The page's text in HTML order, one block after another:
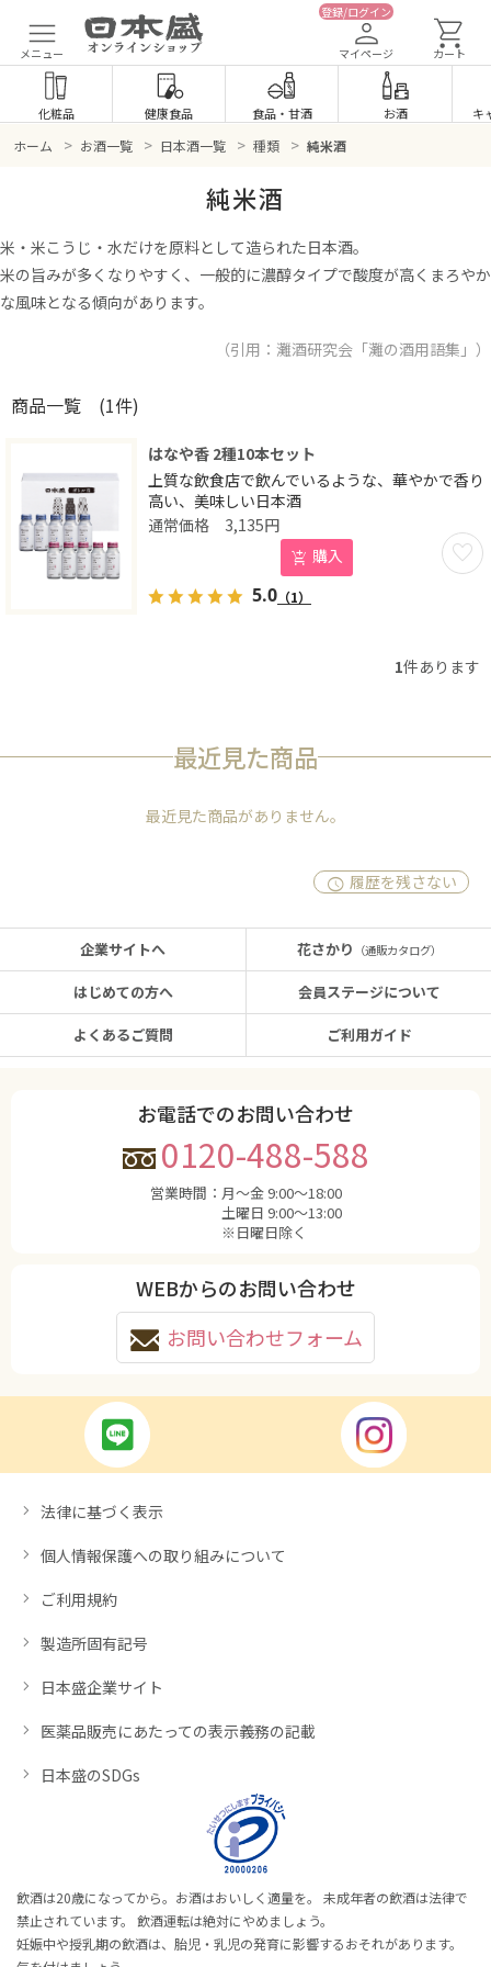
メニュー
登録/ログイン
マイページ カート
化粧品 健康食品 食品・ 甘酒 お酒 キ
ホーム > お酒一覧 > 日本酒一覧 > 種類 > 純米酒
純米酒
米・米こうじ・水だけを原料として造られた日本酒。
米の旨みが多くなりやすく、一般的に濃醇タイプで酸度が高くまろやか
な風味となる傾向があります。
（引用：灘酒研究会「灘の酒用語集」）
商品一覧 (1件)
はなや香 2種10本セット
上質な飲食店で飲んでいるような、華やかで香り
高い、美味しい日本酒
お気
3,135円
購入
5.0 （1）
1件あります
最近見た商品
最近見た商品がありません。
履歴を残さない
企業サイトへ
はじめての方へ
よくあるご質問
花さかり （通販カタログ）
会員ステージについて
ご利用ガイド
お電話でのお問い合わせ
0120-488-588
営業時間： 月〜金 9:00〜18:00
土曜日 9:00〜13:00
※日曜日除く
WEBからのお問い合わせ
お問い合わせフォーム
法律に基づく表示
個人情報保護への取り組みについて
ご利用規約
製造所固有記号
日本盛企業サイト
医薬品販売にあたっての表示義務の記載
日本盛のSDGs
飲酒は20歳になってから。お酒はおいしく適量を。 未成年者の飲酒は法律で
禁止されています。 飲酒運転は絶対にやめましょう。
妊娠中や授乳期の飲酒は、胎児・乳児の発育に影響するおそれがあります。